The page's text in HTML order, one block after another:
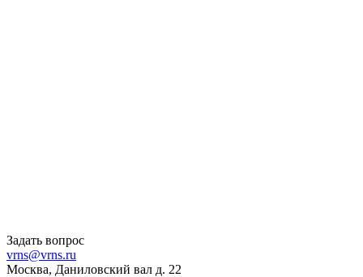
Задать вопрос
vrns@vrns.ru
Москва, Даниловский вал д. 22